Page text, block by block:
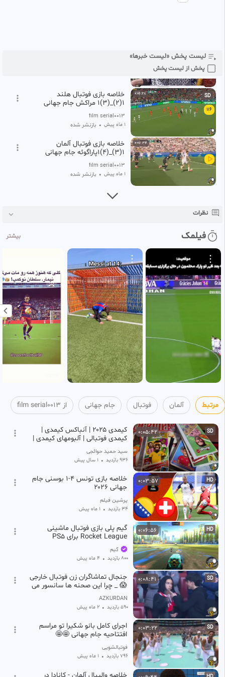
لیست پخش «لیست خبرها»
پخش از لیست پخش
115
116
0:06:28 SD
خلاصه بازی فوتبال هلند
۱(۲)_(۳)۱ مراکش جام جهانی
۲۰۲۷
film serial۰۰۱۳
1 ماه پیش • بازنشر شده
0:07:34
خلاصه بازی فوتبال آلمان
۱(۳)_(۴)۱پاراگوئه جام جهانی
۲۰۲۶
film serial۰۰۱۳
1 ماه پیش • بازنشر شده
نظرات
فیلمک بیشتر
مرتبط آلمان فوتبال جام جهانی از film serial۰۰۱۳
SD
0:05:42
کیمدی ۲۰۲۵ | آنباکس کیمدی |
کیمدی فوتبالی | آلبومهای کیمدی |
‫سید حمید حوائجی
936 بازدید • 1 سال پیش
HD
0:03:57
خلاصه بازی تونس ۴-۱ بوسنی جام
جهانی ۲۰۲۶
پرشین فیلم
34 بازدید • 1 ماه پیش
HD
0:06:56
گیم پلی بازی فوتبال ماشینی
Rocket League برای PS5
گیم
800 بازدید • 4 ماه پیش
SD
0:08:41
جنجال تماشاگران زن فوتبال خارجی
😱 _ چرا این صحنه ها سانسور می
شن؟ 🤫
AZKURDAN
590 بازدید • 2 ماه پیش
SD
0:03:22
اجرای کامل بانو شکیرا تو مراسم
افتتاحیه جام جهانی 🤩🤩
فوتبالشویی
796 بازدید • 1 ماه پیش